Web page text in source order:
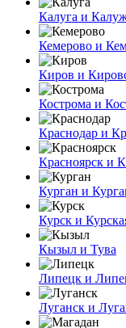
Калуга и
Кемерово и
Киров и
Кострома и
Краснодар и
Красноярск и
Курган и
Курск и
Кызыл и Тува
Липецк и
Луганск и